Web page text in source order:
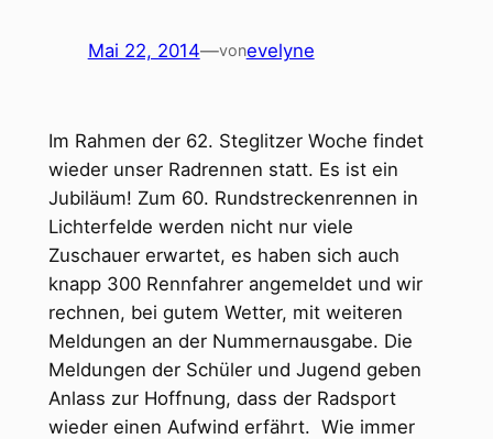
Mai 22, 2014—vonevelyne
Im Rahmen der 62. Steglitzer Woche findet
wieder unser Radrennen statt. Es ist ein
Jubiläum! Zum 60. Rundstreckenrennen in
Lichterfelde werden nicht nur viele
Zuschauer erwartet, es haben sich auch
knapp 300 Rennfahrer angemeldet und wir
rechnen, bei gutem Wetter, mit weiteren
Meldungen an der Nummernausgabe. Die
Meldungen der Schüler und Jugend geben
Anlass zur Hoffnung, dass der Radsport
wieder einen Aufwind erfährt. Wie immer